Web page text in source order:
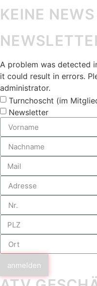
KEINE
A problem was detected
it could result in errors.
administrator.
Turnchoscht (im
Newsletter
anmelden